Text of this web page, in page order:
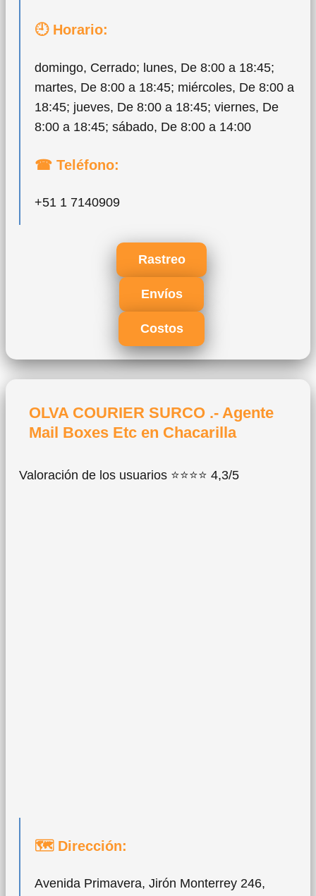
🕘 Horario:
domingo, Cerrado; lunes, De 8:00 a 18:45;
martes, De 8:00 a 18:45; miércoles, De 8:00 a
18:45; jueves, De 8:00 a 18:45; viernes, De
8:00 a 18:45; sábado, De 8:00 a 14:00
☎ Teléfono:
+51 1 7140909
Rastreo
Envíos
Costos
OLVA COURIER SURCO .- Agente
Mail Boxes Etc en Chacarilla
Valoración de los usuarios ⭐⭐⭐⭐ 4,3/5
🗺 Dirección:
Avenida Primavera, Jirón Monterrey 246,